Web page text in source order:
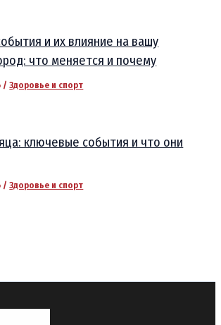
и их влияние на вашу
что меняется и почему
/Здоровье и спорт
ключевые события и что они
/Здоровье и спорт